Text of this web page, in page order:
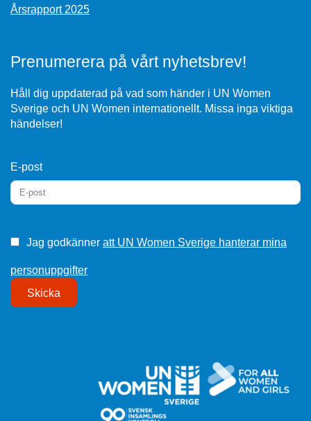
Årsrapport 2025
Prenumerera på vårt nyhetsbrev!
Håll dig uppdaterad på vad som händer i UN Women
Sverige och UN Women internationellt. Missa inga viktiga
händelser!
E-post
Jag godkänner att UN Women Sverige hanterar mina
personuppgifter
Skicka